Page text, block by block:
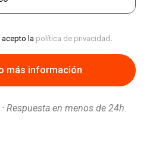
acepto la política de privacidad
Respuesta en menos de 24h.